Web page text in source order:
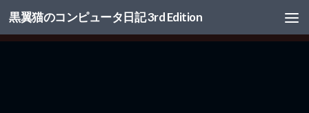
コンテンツへスキップ
黒翼猫のコンピュータ日記 3rd Edition